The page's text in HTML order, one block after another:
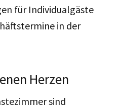
für Individualgäste
in der
Herzen
sind